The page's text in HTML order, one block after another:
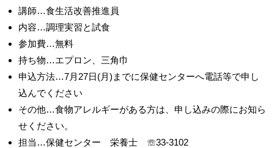
講師…食生活改善推進員
内容…調理実習と試食
参加費…無料
持ち物…エプロン、三角巾
申込方法…7月27日(月)までに保健センターへ電話等で申し
込んでください
その他…食物アレルギーがある方は、申し込みの際にお知ら
せください。
担当…保健センター 栄養士 ☏33-3102